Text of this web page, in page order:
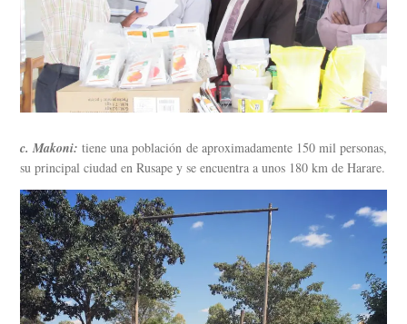
c. Makoni: tiene una población de aproximadamente 150 mil personas,
su principal ciudad en Rusape y se encuentra a unos 180 km de Harare.